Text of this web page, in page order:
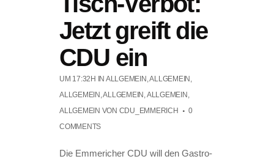
Jetzt greift die
CDU ein
UM 17:32H IN ALLGEMEIN ,ALLGEMEIN
ALLGEMEIN ,ALLGEMEIN ALLGEMEIN
ALLGEMEIN VON CDU_EMMERICH
0
COMMENTS
Die Emmericher CDU will den Gastro-